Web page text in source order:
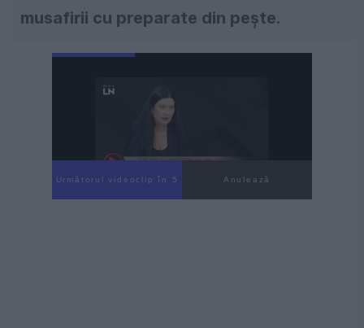
musafirii cu preparate din pește.
Următorul videoclip în 4 Anulează